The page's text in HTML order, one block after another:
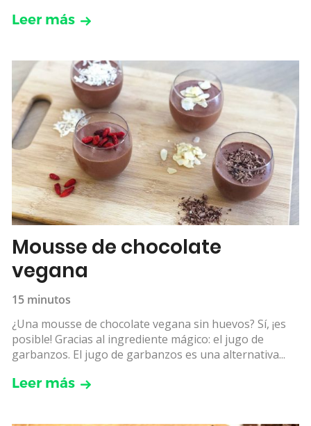
Leer más
Mousse de chocolate
vegana
15 minutos
¿Una mousse de chocolate vegana sin huevos? Sí, ¡es
posible! Gracias al ingrediente mágico: el jugo de
garbanzos. El jugo de garbanzos es una alternativa...
Leer más